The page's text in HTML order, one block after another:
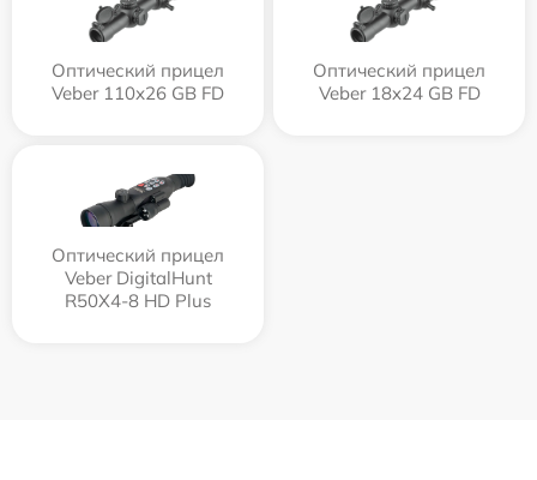
Оптический прицел
Veber 110х26 GB FD
Оптический прицел
Veber 18x24 GB FD
Оптический прицел
Veber DigitalHunt
R50X4-8 HD Plus